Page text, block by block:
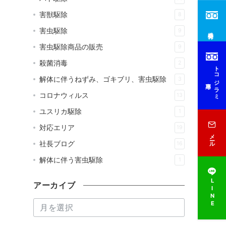
害獣駆除 8
害虫駆除 9
害虫駆除商品の販売 9
殺菌消毒 2
解体に伴うねずみ、ゴキブリ、害虫駆除 3
コロナウィルス 13
ユスリカ駆除
対応エリア 19
社長ブログ 16
解体に伴う害虫駆除
アーカイブ
ー
トコジラミ
メール
LINE